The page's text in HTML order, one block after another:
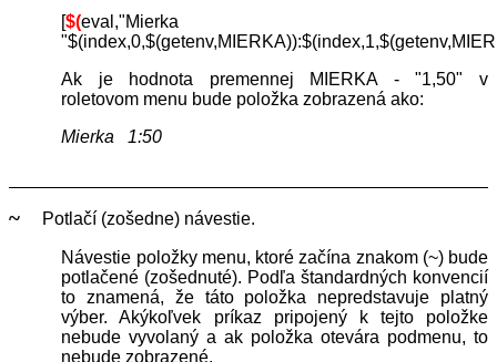
[$(eval,"Mierka
Ak je hodnota premennej MIERKA - "1,50" v
roletovom menu bude položka zobrazená ako:
Mierka 1:50
~ Potlačí (zošedne) návestie.
Návestie položky menu, ktoré začína znakom (~) bude
potlačené (zošednuté). Podľa štandardných konvencií
to znamená, že táto položka nepredstavuje platný
výber. Akýkoľvek príkaz pripojený k tejto položke
nebude vyvolaný a ak položka otevára podmenu, to
nebude zobrazené.